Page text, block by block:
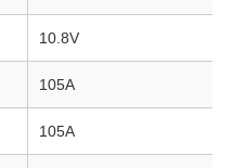
10.8V
105A
105A